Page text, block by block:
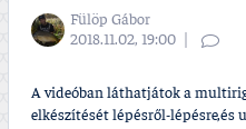
Fülöp Gábor
2018.11.02, 19:00
A videóban láthatjátok a
elkészítését lépésről-lépésre,és